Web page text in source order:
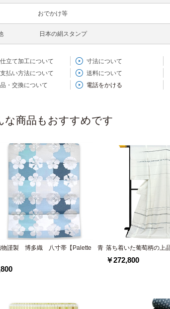
おでかけ等
日本の絹スタンプ
立て加工について
寸法について
払い方法について
送料について
・交換について
電話をかける
な商品もおすすめです
物謹製 博多織 八寸帯【Palette 青 落ち着いた葡萄柄の
￥272,800